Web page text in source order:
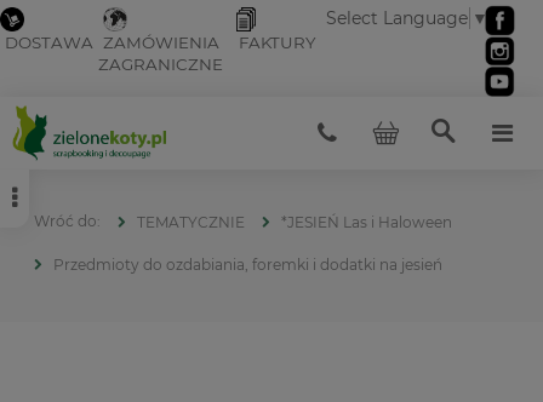
DOSTAWA ZAMÓWIENIA
ZAGRANICZNE
FAKTURY
Select Language ▼
TEMATYCZNIE *JESIEŃ Las i Haloween
Przedmioty do ozdabiania, foremki i dodatki na jesień